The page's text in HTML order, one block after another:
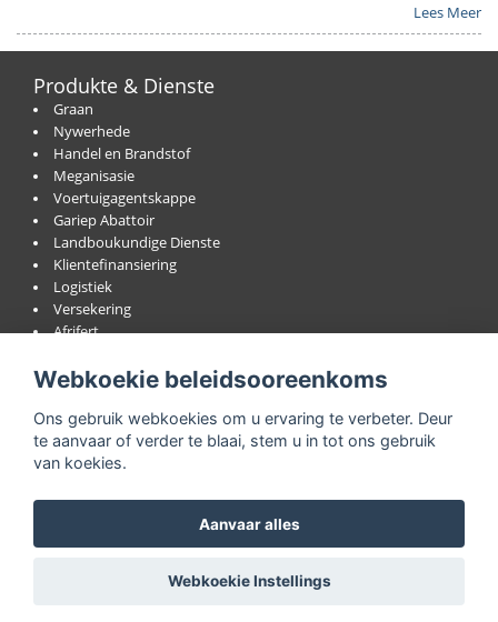
Lees Meer
Produkte & Dienste
Graan
Nywerhede
Handel en Brandstof
Meganisasie
Voertuigagentskappe
Gariep Abattoir
Landboukundige Dienste
Klientefinansiering
Logistiek
Versekering
Afrifert
Bokhaar
Veilings
Nuus
Webkoekie beleidsooreenkoms
Ons gebruik webkoekies om u ervaring te verbeter. Deur
te aanvaar of verder te blaai, stem u in tot ons gebruik
van koekies.
Aanvaar alles
Webkoekie Instellings